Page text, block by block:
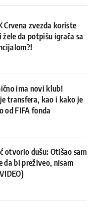
Crvena zvezda koriste
da potpišu igrača sa
ima novi klub!
transfera, kao i kako je
od FIFA fonda
otvorio dušu: Otišao sam
da bi preživeo, nisam